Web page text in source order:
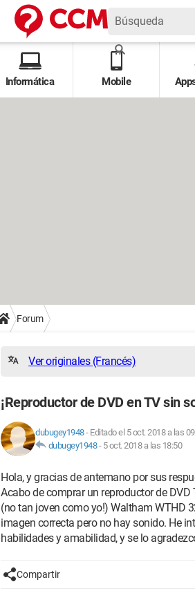
Informática Mobile
Forum
Ver originales (Francés)
¡Reproductor de DVD en TV sin
dubugey1948- Editado el 5 oct. 2018 a las
dubugey1948- 5 oct. 2018 a las 18:50
Hola, y gracias de antemano por sus
Acabo de comprar un reproductor de
(no tan joven como yo!) Waltham WTHD
imagen correcta pero no hay sonido. He
habilidades y amabilidad, y se lo
Compartir